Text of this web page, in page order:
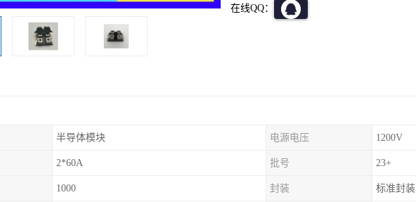
在线QQ：
半导体模块 电源电压 1200V
2*60A 批号 23+
1000 封装 标准封装